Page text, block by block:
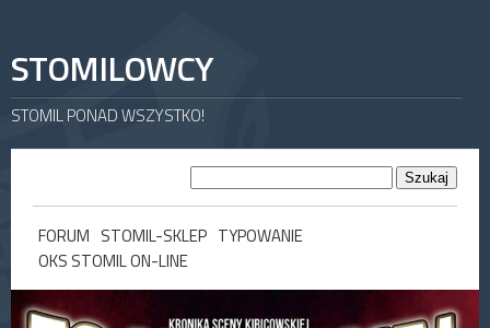
STOMILOWCY
STOMIL PONAD WSZYSTKO!
FORUM STOMIL-SKLEP TYPOWANIE
OKS STOMIL ON-LINE